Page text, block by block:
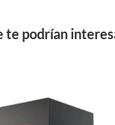
te podrían